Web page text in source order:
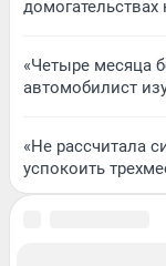
«Четыре месяца
автомобилист
«Не рассчитала
успокоить